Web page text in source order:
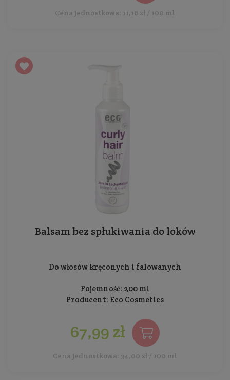
Cena jednostkowa: 11,16 zł / 100 ml
Balsam bez spłukiwania do loków
Do włosów kręconych i falowanych
Pojemność: 200 ml
Producent: Eco Cosmetics
67,99 zł
Cena jednostkowa: 34,00 zł / 100 ml